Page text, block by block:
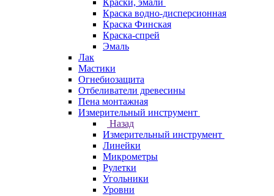
Краски, эмали
Краска водно-дисперсионная
Краска Финская
Краска-спрей
Эмаль
Лак
Мастики
Огнебиозащита
Отбеливатели древесины
Пена монтажная
Измерительный инструмент
Назад
Измерительный инструмент
Линейки
Микрометры
Рулетки
Угольники
Уровни